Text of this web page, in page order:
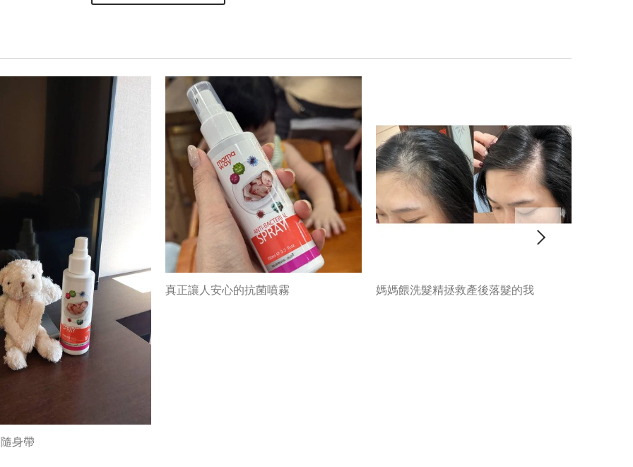
身帶
真正讓人安心的抗菌噴霧 媽媽餵洗髮精拯救產後落髮的我